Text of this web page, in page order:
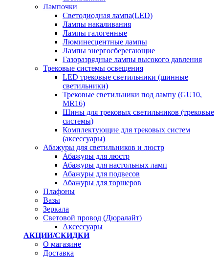
Лампочки
Светодиодная лампа(LED)
Лампы накаливания
Лампы галогенные
Люминесцентные лампы
Лампы энергосберегающие
Газоразрядные лампы высокого давления
Трековые системы освещения
LED трековые светильники (шинные
светильники)
Трековые светильники под лампу (GU10,
MR16)
Шины для трековых светильников (трековые
системы)
Комплектующие для трековых систем
(аксессуары)
Абажуры для светильников и люстр
Абажуры для люстр
Абажуры для настольных ламп
Абажуры для подвесов
Абажуры для торшеров
Плафоны
Вазы
Зеркала
Световой провод (Дюралайт)
Аксессуары
АКЦИИ/СКИДКИ
О магазине
Доставка